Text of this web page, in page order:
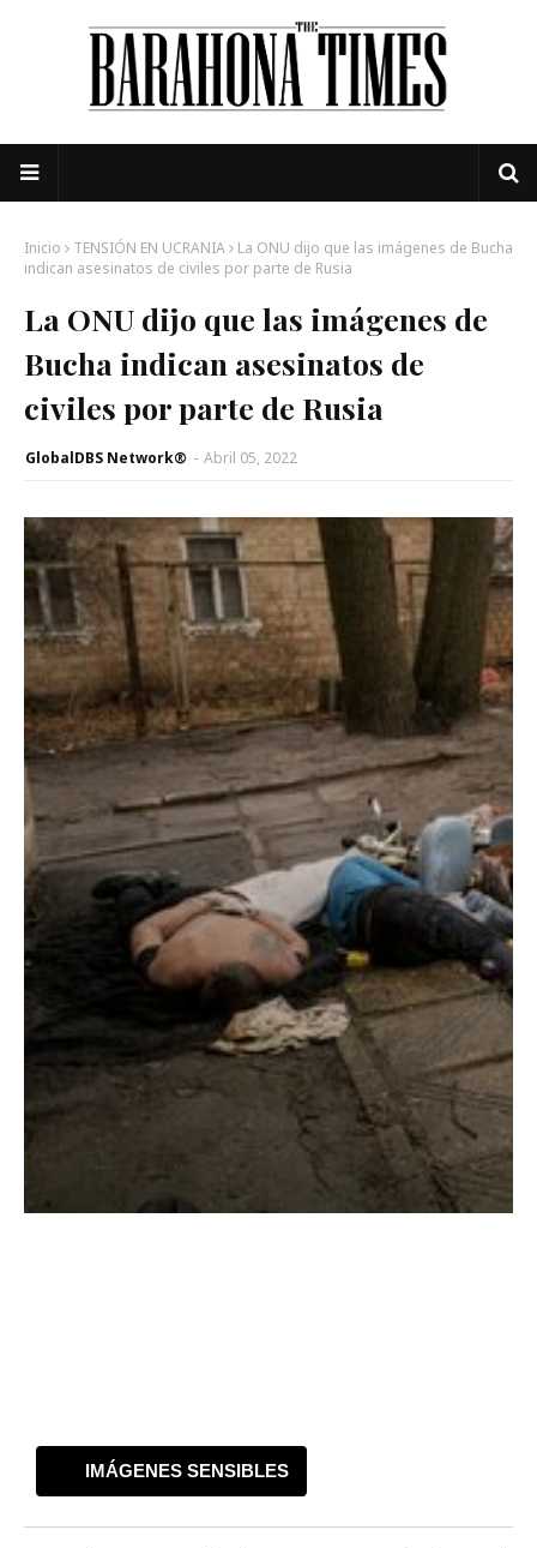
Inicio TENSIÓN EN UCRANIA
La ONU dijo que las imágenes de Bucha
indican asesinatos de civiles por parte de Rusia
La ONU dijo que las imágenes de
Bucha indican asesinatos de
civiles por parte de Rusia
GlobalDBS Network® - Abril 05, 2022
IMÁGENES SENSIBLES